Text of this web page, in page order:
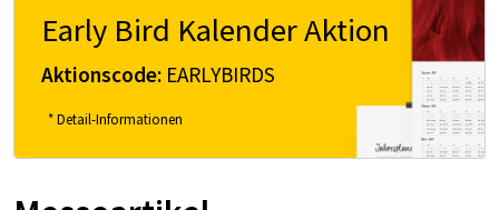
Early Bird Kalender Aktion
Aktionscode: EARLYBIRDS
* Detail-Informationen